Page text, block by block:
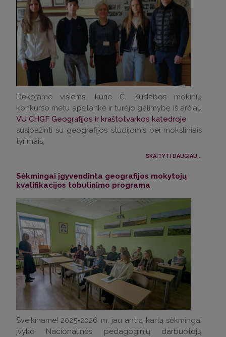
Dėkojame visiems, kurie Č. Kudabos mokinių
konkurso metu apsilankė
VU CHGF Geografijos ir kraštotvarkos katedroje
ir turėjo galimybę iš arčiau
susipažinti su geografijos studijomis bei moksliniais
tyrimais.
SKAITYTI DAUGIAU...
Sėkmingai įgyvendinta geografijos mokytojų
kvalifikacijos tobulinimo programa
Sveikiname! 2025-2026 m. jau antrą kartą sėkmingai
įvyko Nacionalinės pedagoginių darbuotojų